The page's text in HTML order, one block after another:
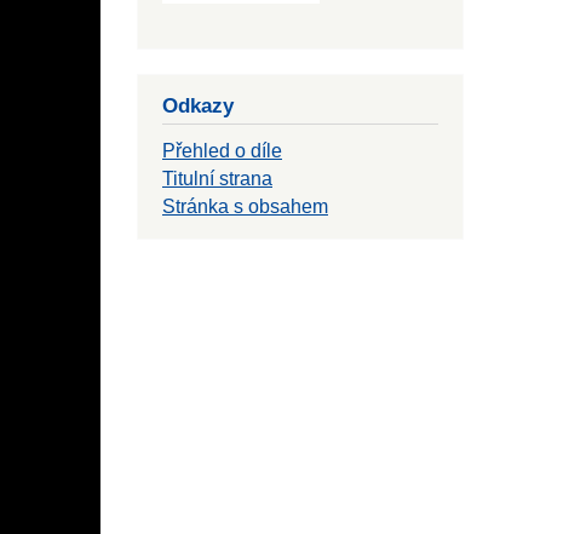
Odkazy
Přehled o díle
Titulní strana
Stránka s obsahem